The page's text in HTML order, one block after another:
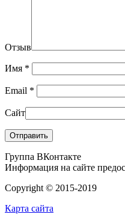
Отзыв
Имя *
Email *
Сайт
Группа ВКонтакте
Информация на сайте
Copyright © 2015-2019
Карта сайта